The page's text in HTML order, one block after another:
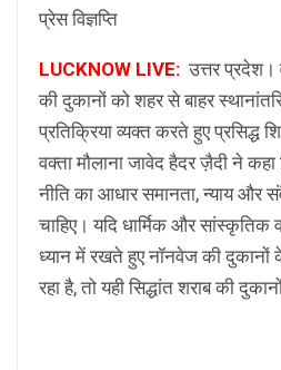
प्रेस विज्ञप्ति
LUCKNOW LIVE: उत्तर प्रदेश।
की दुकानों को शहर से बाहर
प्रतिक्रिया व्यक्त करते हुए प्रसिद्ध
वक्ता मौलाना जावेद हैदर ज़ैदी ने
नीति का आधार समानता, न्याय और
चाहिए। यदि धार्मिक और सांस्कृतिक
ध्यान में रखते हुए नॉनवेज की दुकानों
रहा है, तो यही सिद्धांत शराब की